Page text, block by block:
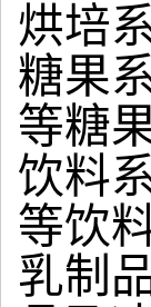
烘培
糖果
等糖
饮料
等饮
乳制